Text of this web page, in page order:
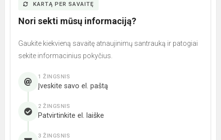
KARTĄ PER SAVAITĘ
Nori sekti mūsų informaciją?
Gaukite kiekvieną savaitę atnaujinimų santrauką ir patogiai
sekite informacinius pokyčius.
1 ŽINGSNIS
Įveskite savo el. paštą
2 ŽINGSNIS
Patvirtinkite el. laiške
3 ŽINGSNIS